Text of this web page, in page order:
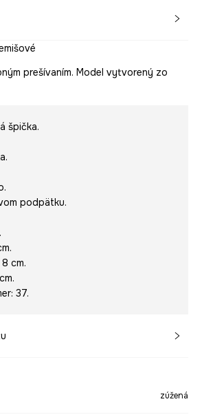
prešívaním. Model vytvorený zo
špička.
podpätku.
cm.
37.
zúžená